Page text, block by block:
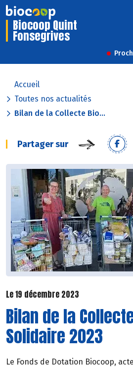
Biocoop Quint
Fonsegrives
Accueil
Toutes nos actualités
Bilan de la Collecte Bio...
Partager sur
Le 19 décembre 2023
Bilan de la
Solidaire 2023
Le Fonds de Dotation Biocoop,